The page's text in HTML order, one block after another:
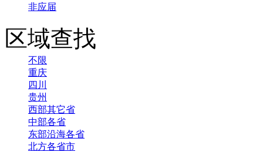
非应届
区域查找
不限
重庆
四川
贵州
西部其它省
中部各省
东部沿海各省
北方各省市